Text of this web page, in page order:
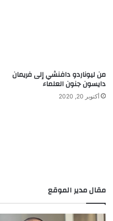
من ليوناردو دافنشي إلى فريمان
دايسون جنون العلماء
أكتوبر 20, 2020
مقال مدير الموقع